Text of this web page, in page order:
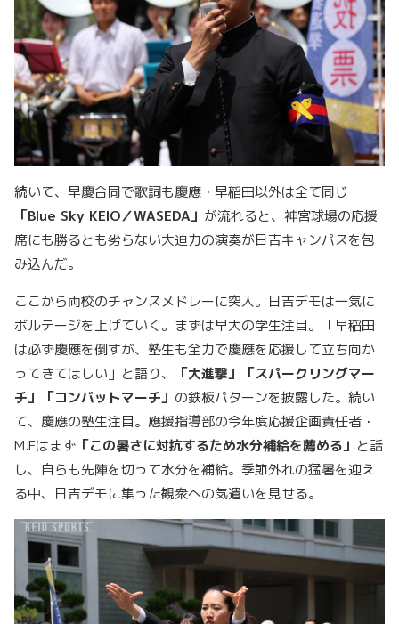
続いて、早慶合同で歌詞も慶應・早稲田以外は全て同じ
「Blue Sky KEIO／WASEDA」 が流れると、神宮球場の応援
席にも勝るとも劣らない大迫力の演奏が日吉キャンパスを包
み込んだ。
ここから両校のチャンスメドレーに突入。日吉デモは一気に
ボルテージを上げていく。まずは早大の学生注目。「早稲田
は必ず慶應を倒すが、塾生も全力で慶應を応援して立ち向か
ってきてほしい」と語り、
「大進撃」「スパークリングマー
チ」「コンバットマーチ」 の鉄板パターンを披露した。続い
て、慶應の塾生注目。應援指導部の今年度応援企画責任者・
M.Eはまず 「この暑さに対抗するため水分補給を薦める」 と話
し、自らも先陣を切って水分を補給。季節外れの猛暑を迎え
る中、日吉デモに集った観衆への気遣いを見せる。